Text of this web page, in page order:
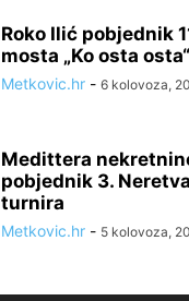
Roko Ilić pobjednik
mosta „Ko osta
Metkovic.hr - 6 kolovoza,
Medittera
pobjednik 3.
turnira
Metkovic.hr - 5 kolovoza,